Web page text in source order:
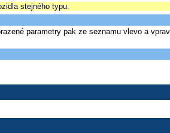
stejného typu.
parametry pak ze seznamu vlevo a